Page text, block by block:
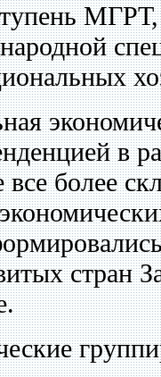
МГРТ,
в
все более
стран